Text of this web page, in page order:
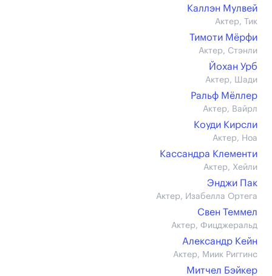
Каллэн Мулвей
Актер, Тик
Тимоти Мёрфи
Актер, Стэнли
Йохан Урб
Актер, Шади
Ральф Мёллер
Актер, Вайрл
Коуди Кирсли
Актер, Ноа
Кассандра Клементи
Актер, Хейли
Энджи Пак
Актер, Изабелла Ортега
Свен Теммел
Актер, Фицджеральд
Александр Кейн
Актер, Миик Риггинс
Митчел Бэйкер